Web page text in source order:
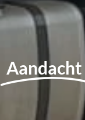
Aandacht